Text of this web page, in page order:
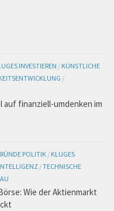
INVESTIEREN / KÜNSTLICHE
/
finanziell-umdenken im
POLITIK / KLUGES
/TECHNISCHE
Wie der Aktienmarkt